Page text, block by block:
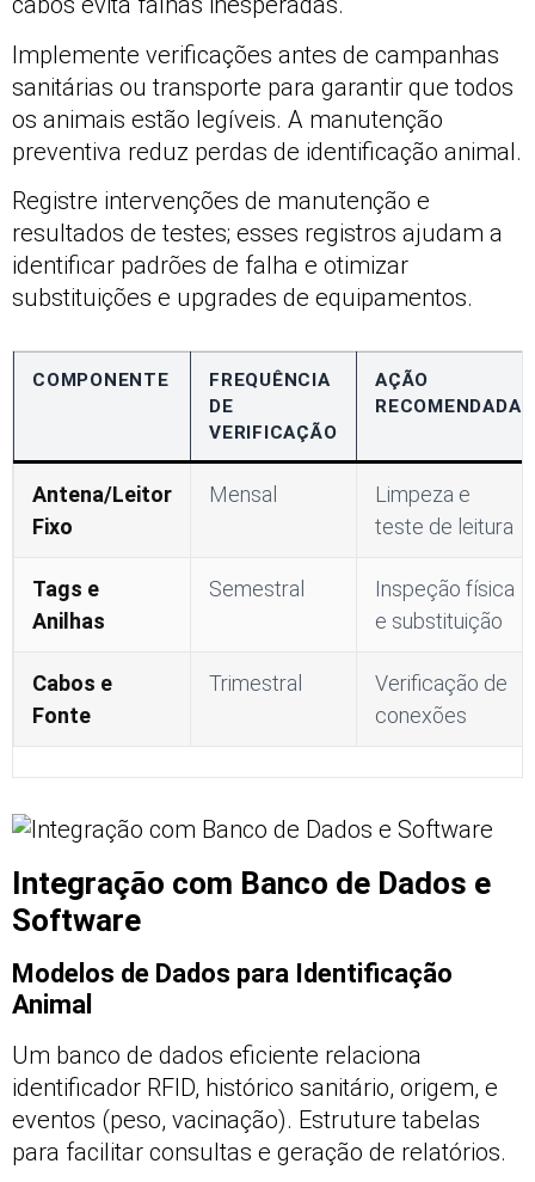
Implemente verificações antes de campanhas
sanitárias ou transporte para garantir que todos
os animais estão legíveis. A manutenção
preventiva reduz perdas de identificação animal.
Registre intervenções de manutenção e
resultados de testes; esses registros ajudam a
identificar padrões de falha e otimizar
substituições e upgrades de equipamentos.
COMPONENTE
FREQUÊNCIA
DE
VERIFICAÇÃO
AÇÃO
RECOMENDADA
Antena/Leitor
Fixo
Mensal
Limpeza e
teste de leitura
Tags e
Anilhas
Semestral
Inspeção física
e substituição
Cabos e
Fonte
Trimestral
Verificação de
conexões
Integração com Banco de Dados e
Software
Modelos de Dados para Identificação
Animal
Um banco de dados eficiente relaciona
identificador RFID, histórico sanitário, origem, e
eventos (peso, vacinação). Estruture tabelas
para facilitar consultas e geração de relatórios.